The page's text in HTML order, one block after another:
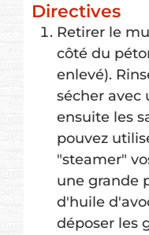
Directives
Retirer le
côté du
enlevé).
sécher avec
ensuite les
pouvez
"steamer"
une grande
d'huile
déposer les